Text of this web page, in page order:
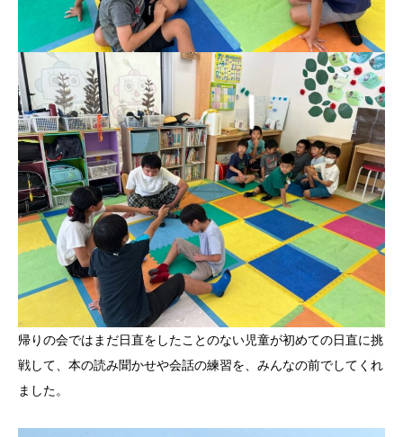
帰りの会ではまだ日直をしたことのない児童が初めての日直に挑
戦して、本の読み聞かせや会話の練習を、みんなの前でしてくれ
ました。